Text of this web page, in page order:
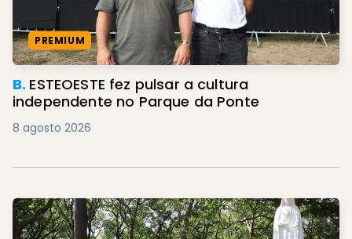
PREMIUM
B. ESTEOESTE fez pulsar a cultura
independente no Parque da Ponte
8 agosto 2026